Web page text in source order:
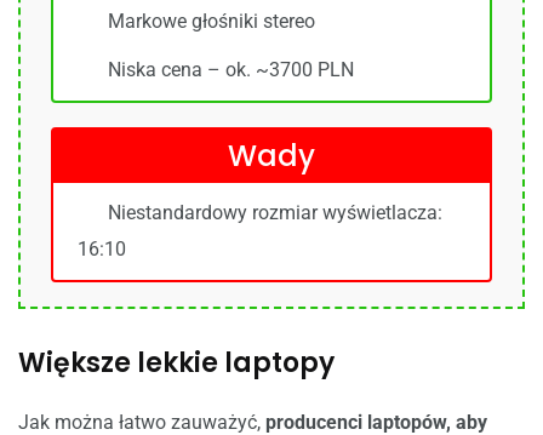
Markowe głośniki stereo
Niska cena – ok. ~3700 PLN
Wady
Niestandardowy rozmiar wyświetlacza:
16:10
Większe lekkie laptopy
Jak można łatwo zauważyć, producenci laptopów, aby